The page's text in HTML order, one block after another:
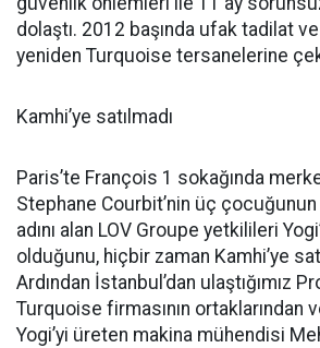
dolaştı. 2012 başında ufak tadilat
yeniden Turquoise tersanelerine
Kamhi’ye satılmadı
Paris’te François 1 sokağında
Stephane Courbit’nin üç
adını alan LOV Groupe yetkilileri
olduğunu, hiçbir zaman Kamhi’ye
Ardından İstanbul’dan ulaştığımız
Turquoise firmasının ortaklarından
Yogi’yi üreten makina mühendisi